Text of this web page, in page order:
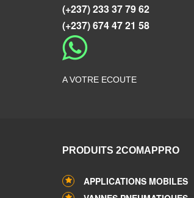
(+237) 233 37 79 62
(+237) 674 47 21 58
A VOTRE ECOUTE
PRODUITS 2COMAPPRO
APPLICATIONS MOBILES